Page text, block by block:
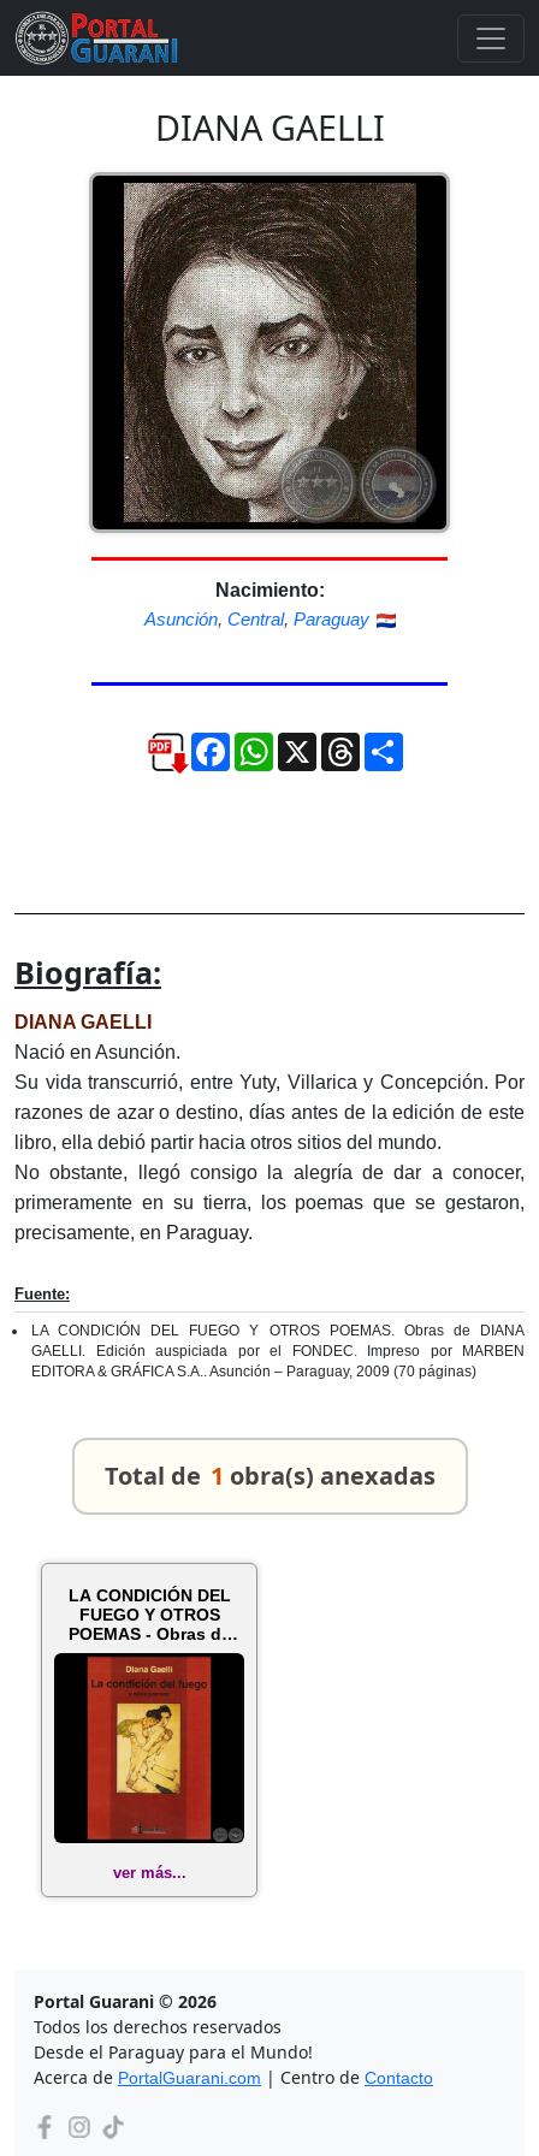
DIANA GAELLI
Nacimiento:
Asunción, Central, Paraguay
FacebookWhatsApp
X ThreadsCompartir
Biografía:
DIANA GAELLI
Nació en Asunción.
Su vida transcurrió, entre Yuty, Villarica y Concepción. Por
razones de azar o destino, días antes de la edición de este
libro, ella debió partir hacia otros sitios del mundo.
No obstante, llegó consigo la alegría de dar a conocer,
primeramente en su tierra, los poemas que se gestaron,
precisamente, en Paraguay.
Fuente:
LA CONDICIÓN DEL FUEGO Y OTROS POEMAS. Obras de DIANA
GAELLI. Edición auspiciada por el FONDEC. Impreso por MARBEN
EDITORA & GRÁFICA S.A.. Asunción – Paraguay, 2009 (70 páginas)
Total de 1 obra(s) anexadas
LA CONDICIÓN DEL
FUEGO Y OTROS
POEMAS - Obras de
DIANA GAELLI
ver más...
Portal Guarani © 2026
Todos los derechos reservados
Desde el Paraguay para el Mundo!
Acerca de PortalGuarani.com | Centro de Contacto